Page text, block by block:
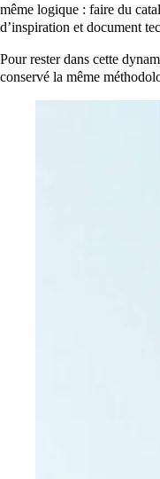
même logique : faire du
d’inspiration et document
Pour rester dans cette
conservé la même